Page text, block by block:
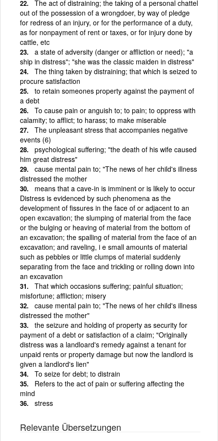
The act of distraining; the taking of a personal chattel
out of the possession of a wrongdoer, by way of pledge
for redress of an injury, or for the performance of a duty,
as for nonpayment of rent or taxes, or for injury done by
cattle, etc
a state of adversity (danger or affliction or need); "a
ship in distress"; "she was the classic maiden in distress"
The thing taken by distraining; that which is seized to
procure satisfaction
to retain someones property against the payment of
a debt
To cause pain or anguish to; to pain; to oppress with
calamity; to afflict; to harass; to make miserable
The unpleasant stress that accompanies negative
events (6)
psychological suffering; "the death of his wife caused
him great distress"
cause mental pain to; "The news of her child's illness
distressed the mother
means that a cave-in is imminent or is likely to occur
Distress is evidenced by such phenomena as the
development of fissures in the face of or adjacent to an
open excavation; the slumping of material from the face
or the bulging or heaving of material from the bottom of
an excavation; the spalling of material from the face of an
excavation; and raveling, i e small amounts of material
such as pebbles or little clumps of material suddenly
separating from the face and trickling or rolling down into
an excavation
That which occasions suffering; painful situation;
misfortune; affliction; misery
cause mental pain to; "The news of her child's illness
distressed the mother"
the seizure and holding of property as security for
payment of a debt or satisfaction of a claim; "Originally
distress was a landloard's remedy against a tenant for
unpaid rents or property damage but now the landlord is
given a landlord's lien"
To seize for debt; to distrain
Refers to the act of pain or suffering affecting the
mind
stress
Relevante Übersetzungen